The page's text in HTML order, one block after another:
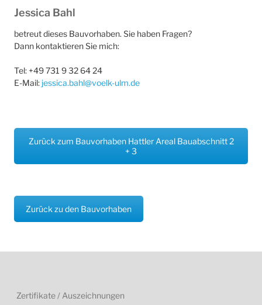
Jessica Bahl
betreut dieses Bauvorhaben. Sie haben Fragen?
Dann kontaktieren Sie mich:
Tel: +49 731 9 32 64 24
E-Mail: jessica.bahl@voelk-ulm.de
Zurück zum Bauvorhaben Hattler Areal Bauabschnitt 2
+ 3
Zurück zu den Bauvorhaben
Zertifikate / Auszeichnungen